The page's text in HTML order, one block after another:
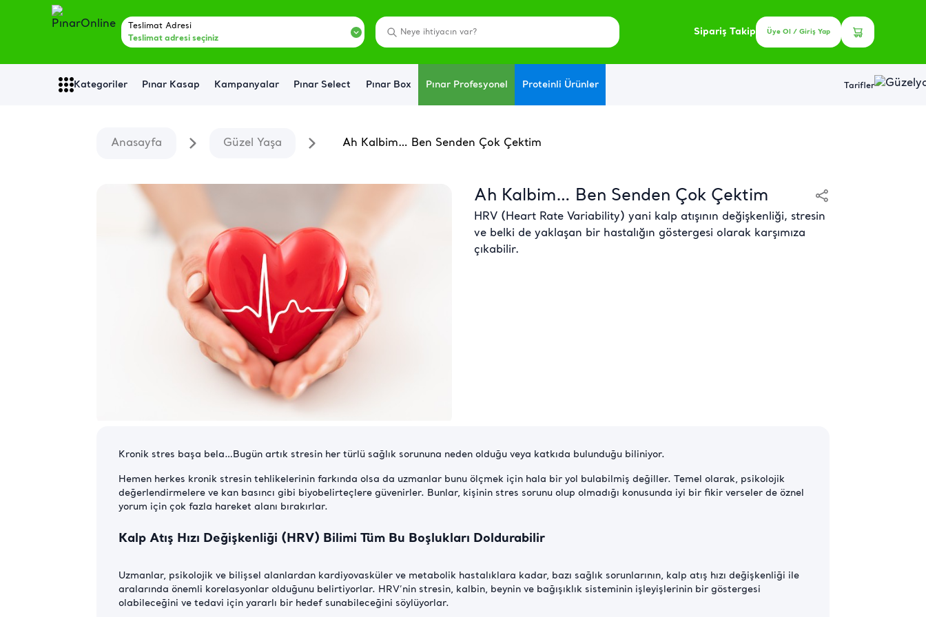
Teslimat Adresi
Teslimat adresi seçiniz
Sipariş Takip Üye Ol / Giriş Yap
Kategoriler Pınar Kasap Kampanyalar Pınar Select Pınar Box Pınar Profesyonel Proteinli Ürünler Tarifler
Anasayfa Güzel Yaşa Ah Kalbim… Ben Senden Çok Çektim
Ah Kalbim… Ben Senden Çok Çektim
HRV (Heart Rate Variability) yani kalp atışının değişkenliği, stresin
ve belki de yaklaşan bir hastalığın göstergesi olarak karşımıza
çıkabilir.
Kronik stres başa bela…Bugün artık stresin her türlü sağlık sorununa neden olduğu veya katkıda bulunduğu biliniyor.
Hemen herkes kronik stresin tehlikelerinin farkında olsa da uzmanlar bunu ölçmek için hala bir yol bulabilmiş değiller. Temel olarak, psikolojik
değerlendirmelere ve kan basıncı gibi biyobelirteçlere güvenirler. Bunlar, kişinin stres sorunu olup olmadığı konusunda iyi bir fikir verseler de öznel
yorum için çok fazla hareket alanı bırakırlar.
Kalp Atış Hızı Değişkenliği (HRV) Bilimi Tüm Bu Boşlukları Doldurabilir
Uzmanlar, psikolojik ve bilişsel alanlardan kardiyovasküler ve metabolik hastalıklara kadar, bazı sağlık sorunlarının, kalp atış hızı değişkenliği ile
aralarında önemli korelasyonlar olduğunu belirtiyorlar. HRV’nin stresin, kalbin, beynin ve bağışıklık sisteminin işleyişlerinin bir göstergesi
olabileceğini ve tedavi için yararlı bir hedef sunabileceğini söylüyorlar.